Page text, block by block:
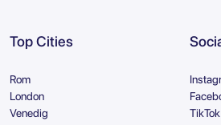
Top Cities
Rom
London
Venedig
TikTok